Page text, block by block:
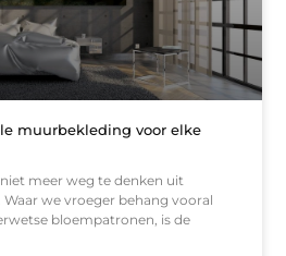
muurbekleding voor elke
meer weg te denken uit
we vroeger behang vooral
bloempatronen, is de